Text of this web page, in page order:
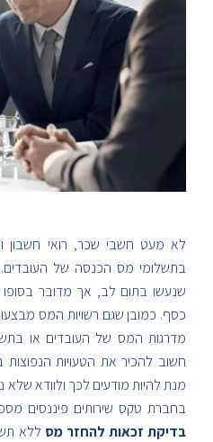
לא מעט חשבי שכר, רואי חשבון
בתשלומי מס הכנסה של העובדים.
שנעשו בתום לב, אך מדובר
כסף. כמובן שגם רשויות המס
מדרגות המס של העובדים או
חשוב להכיר את הטעויות
מנת להיות מודעים לכך ולוודא שלא
בחברת טקס שירותים פיננסים
בדיקת זכאות להחזר מס ללא